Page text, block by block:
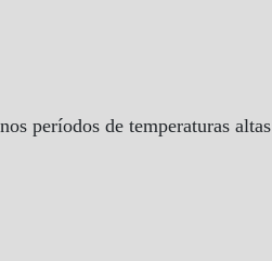
períodos de temperaturas altas